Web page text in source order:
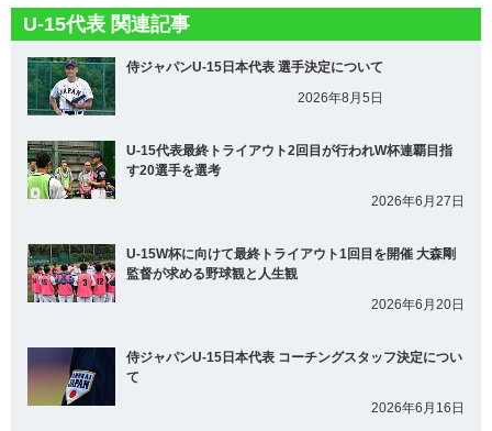
U-15代表 関連記事
侍ジャパンU-15日本代表 選手決定について
2026年8月5日
U-15代表最終トライアウト2回目が行われW杯連覇目指
す20選手を選考
2026年6月27日
U-15W杯に向けて最終トライアウト1回目を開催 大森剛
監督が求める野球観と人生観
2026年6月20日
侍ジャパンU-15日本代表 コーチングスタッフ決定につい
て
2026年6月16日